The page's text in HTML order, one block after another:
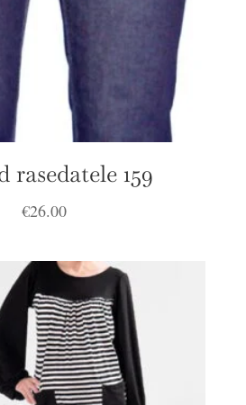
rasedatele 159
€26.00